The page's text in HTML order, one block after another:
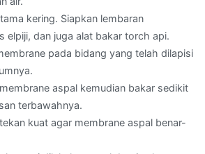
kering. Siapkan lembaran
elpiji, dan juga alat bakar torch api.
pada bidang yang telah dilapisi
aspal kemudian bakar sedikit
terbawahnya.
kuat agar membrane aspal benar-